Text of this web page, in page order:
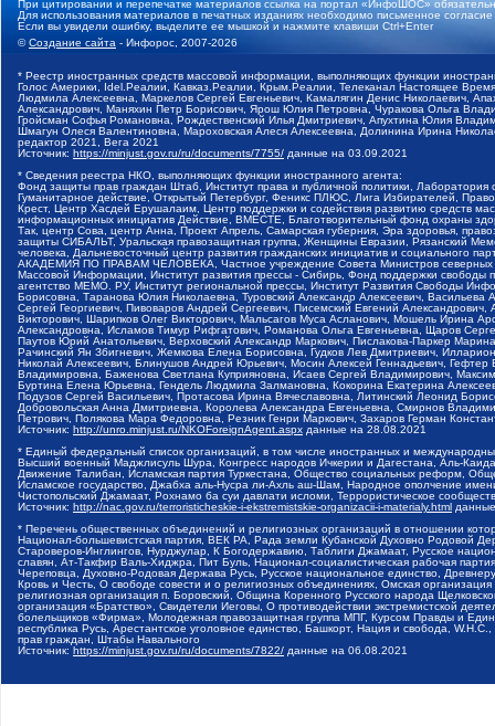
При цитировании и перепечатке материалов ссылка на портал «ИнфоШОС»
Для использования материалов в печатных изданиях необходимо письменное
Если вы увидели ошибку, выделите ее мышкой и нажмите клавиши Ctrl+Enter
©Создание сайта - Инфорос, 2007-2026
* Реестр иностранных средств массовой информации, выполняющих функции
Голос Америки, Idel.Реалии, Кавказ.Реалии, Крым.Реалии, Телеканал Настоящее
Людмила Алексеевна, Маркелов Сергей Евгеньевич, Камалягин Денис Николаевич,
Александрович, Маняхин Петр Борисович, Ярош Юлия Петровна, Чуракова Ольга
Гройсман Софья Романовна, Рождественский Илья Дмитриевич, Апухтина Юлия
Шмагун Олеся Валентиновна, Мароховская Алеся Алексеевна, Долинина Ирина
редактор 2021, Вега 2021
Источник: https://minjust.gov.ru/ru/documents/7755/ данные на 03.09.2021
* Сведения реестра НКО, выполняющих функции иностранного агента:
Фонд защиты прав граждан Штаб, Институт права и публичной политики,
Гуманитарное действие, Открытый Петербург, Феникс ПЛЮС, Лига Избирателей,
Крест, Центр Хасдей Ерушалаим, Центр поддержки и содействия развитию средств
информационных инициатив Действие, ВМЕСТЕ, Благотворительный фонд охраны
Так, центр Сова, центр Анна, Проект Апрель, Самарская губерния, Эра здоровья,
защиты СИБАЛЬТ, Уральская правозащитная группа, Женщины Евразии, Рязанский
человека, Дальневосточный центр развития гражданских инициатив и социального
АКАДЕМИЯ ПО ПРАВАМ ЧЕЛОВЕКА, Частное учреждение Совета Министров северных
Массовой Информации, Институт развития прессы - Сибирь, Фонд поддержки
агентство МЕМО. РУ, Институт региональной прессы, Институт Развития Свободы
Борисовна, Таранова Юлия Николаевна, Туровский Александр Алексеевич,
Сергей Георгиевич, Пивоваров Андрей Сергеевич, Писемский Евгений
Викторович, Шарипков Олег Викторович, Мальсагов Муса Асланович, Мошель Ирина
Александровна, Исламов Тимур Рифгатович, Романова Ольга Евгеньевна, Щаров
Паутов Юрий Анатольевич, Верховский Александр Маркович, Пислакова-Паркер
Рачинский Ян Збигневич, Жемкова Елена Борисовна, Гудков Лев Дмитриевич,
Николай Алексеевич, Блинушов Андрей Юрьевич, Мосин Алексей Геннадьевич,
Владимировна, Баженова Светлана Куприяновна, Исаев Сергей Владимирович,
Буртина Елена Юрьевна, Гендель Людмила Залмановна, Кокорина Екатерина
Подузов Сергей Васильевич, Протасова Ирина Вячеславовна, Литинский Леонид
Добровольская Анна Дмитриевна, Королева Александра Евгеньевна, Смирнов
Петрович, Полякова Мара Федоровна, Резник Генри Маркович, Захаров Герман
Источник: http://unro.minjust.ru/NKOForeignAgent.aspx данные на 28.08.2021
* Единый федеральный список организаций, в том числе иностранных и
Высший военный Маджлисуль Шура, Конгресс народов Ичкерии и Дагестана, Аль-
Движение Талибан, Исламская партия Туркестана, Общество социальных реформ,
Исламское государство, Джабха аль-Нусра ли-Ахль аш-Шам, Народное ополчение
Чистопольский Джамаат, Рохнамо ба суи давлати исломи, Террористическое
Источник: http://nac.gov.ru/terroristicheskie-i-ekstremistskie-organizacii-i-materialy.html
* Перечень общественных объединений и религиозных организаций в отношении
Национал-большевистская партия, ВЕК РА, Рада земли Кубанской Духовно Родовой
Староверов-Инглингов, Нурджулар, К Богодержавию, Таблиги Джамаат, Русское
славян, Ат-Такфир Валь-Хиджра, Пит Буль, Национал-социалистическая рабочая
Череповца, Духовно-Родовая Держава Русь, Русское национальное единство,
Кровь и Честь, О свободе совести и о религиозных объединениях, Омская
религиозная организация п. Боровский, Община Коренного Русского народа
организация «Братство», Свидетели Иеговы, О противодействии экстремистской
болельщиков «Фирма», Молодежная правозащитная группа МПГ, Курсом Правды и
республика Русь, Арестантское уголовное единство, Башкорт, Нация и свобода,
прав граждан, Штабы Навального
Источник: https://minjust.gov.ru/ru/documents/7822/ данные на 06.08.2021